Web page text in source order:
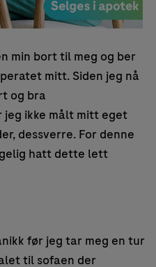
min bort til meg og ber
mitt. Siden jeg nå
og bra
jeg ikke målt mitt eget
dessverre. For denne
hatt dette lett
før jeg tar meg en tur
til sofaen der